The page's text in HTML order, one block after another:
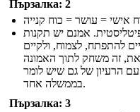
Пързалка: 2
אמנם יש תקנות
להתפתח, לצמוח, ולקיים
זה משחק לתוך האמונה
הרעיון של גם שיש לומר
בממשלה אחד.
Пързалка: 3